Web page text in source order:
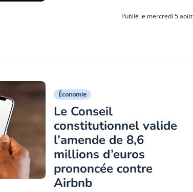
Publié le mercredi 5 août
Économie
Le Conseil
constitutionnel valide
l’amende de 8,6
millions d’euros
prononcée contre
Airbnb